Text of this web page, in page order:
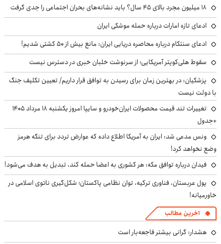
۱۸ میلیون مجرد بالای ۴۵ سال؟ باید نشانه‌های بحران اجتماعی را جدی گرفت
ادعای تازه امارات درباره حمله موشکی ایران
ادعای سنتکام درباره محاصره دریایی ایران: مانع بیش از ۵۰ کشتی شدیم!
سقوط هلی‌کوپتر آمریکایی؛ از سرنوشت خلبان خبری در دسترس نیست
پزشکیان‌: در بهترین زمان برای رسیدن به توافق قرار داریم/ تعیین تکلیف جنگ
با دولت نیست
تغییرات تند قیمت محصولات ایران‌خودرو و سایپا امروز یکشنبه ۱۸ مرداد ۱۴۰۵
+جدول
ونس مدعی شد: ایران به آمریکا اطلاع داده که عوارض تردد برای تنگه هرمز
وضع نخواهد کرد!
فیدان درباره توافق مکه: هر کشوری به اعضا حمله کند، تبدیل به هدف می‌شود!
پول عربستان، فناوری ترکیه، توان نظامی پاکستان؛ شکل‌گیری ناتوی اسلامی در
خاورمیانه!
آخرین مطالب
هشدار: گرانی بیشتر فاجعه‌بار است